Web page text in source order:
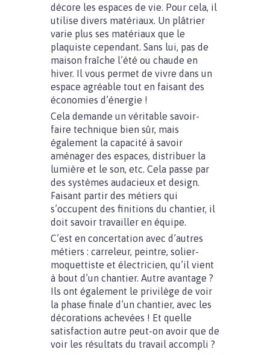
décore les espaces de vie. Pour cela, il
utilise divers matériaux. Un plâtrier
varie plus ses matériaux que le
plaquiste cependant. Sans lui, pas de
maison fraîche l’été ou chaude en
hiver. Il vous permet de vivre dans un
espace agréable tout en faisant des
économies d’énergie !
Cela demande un véritable savoir-
faire technique bien sûr, mais
également la capacité à savoir
aménager des espaces, distribuer la
lumière et le son, etc. Cela passe par
des systèmes audacieux et design.
Faisant partir des métiers qui
s’occupent des finitions du chantier, il
doit savoir travailler en équipe.
C’est en concertation avec d’autres
métiers : carreleur, peintre, solier-
moquettiste et électricien, qu’il vient
à bout d’un chantier. Autre avantage ?
Ils ont également le privilège de voir
la phase finale d’un chantier, avec les
décorations achevées ! Et quelle
satisfaction autre peut-on avoir que de
voir les résultats du travail accompli ?